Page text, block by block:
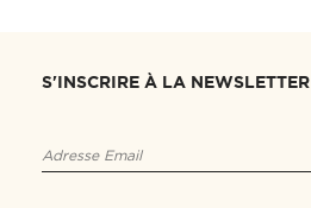
S'INSCRIRE À LA NEWSLETTER